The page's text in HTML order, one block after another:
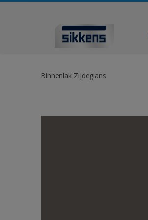
Binnenlak Zijdeglans